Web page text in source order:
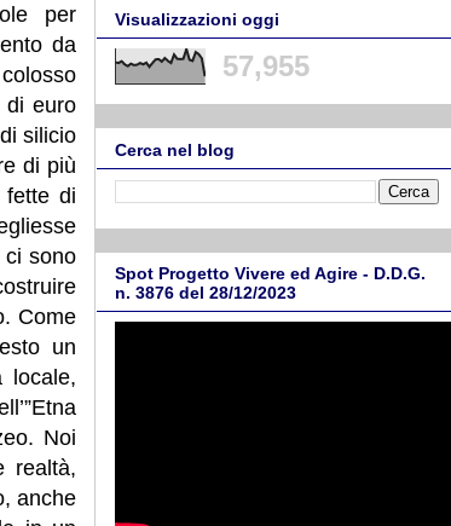
per
da
di euro
silicio
di più
fette di
ci sono
Come
un
locale,
Noi
realtà,
anche
Visualizzazioni oggi
57,955
Cerca nel blog
Spot Progetto Vivere ed Agire - D.D.G.
n. 3876 del 28/12/2023